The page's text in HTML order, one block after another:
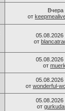
Вчера
от
05.08.2026
от
05.08.2026
от
05.08.2026
от wonderful-
05.08.2026
от